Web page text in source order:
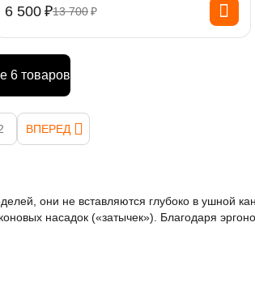
6 500 ₽13 700₽
6 товаров
ВПЕРЕД
они не вставляются глубоко в ушной
насадок («затычек»). Благодаря